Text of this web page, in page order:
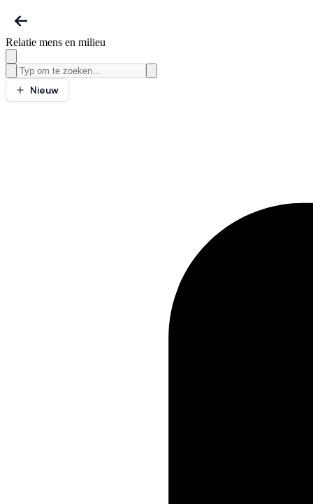
Relatie mens en milieu
Nieuw